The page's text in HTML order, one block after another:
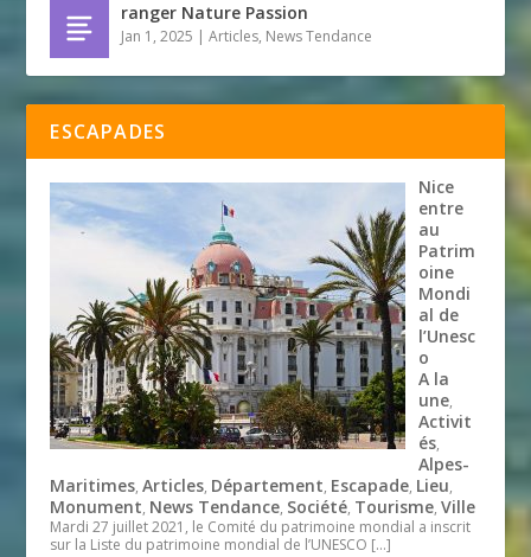
ranger Nature Passion
Jan 1, 2025 |Articles, News Tendance
ESCAPADES
Nice
entre
au
Patrim
oine
Mondi
al de
l’Unesc
o
A la
une,
Activit
és,
Alpes-
Maritimes,Articles, Département, Escapade, Lieu,
Monument, News Tendance, Société, Tourisme,Ville
Mardi 27 juillet 2021, le Comité du patrimoine mondial a inscrit
sur la Liste du patrimoine mondial de l’UNESCO […]